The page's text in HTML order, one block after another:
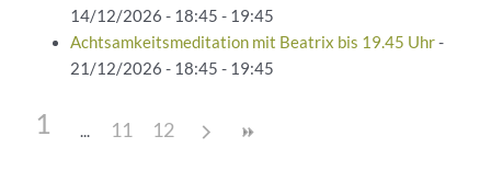
14/12/2026 - 18:45 - 19:45
Achtsamkeitsmeditation mit Beatrix bis 19.45 Uhr-
21/12/2026 - 18:45 - 19:45
1 11 12